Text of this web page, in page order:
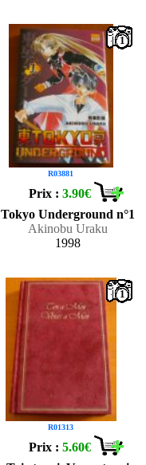
R03881
1
Prix :3.90€
Tokyo Underground n°1
Akinobu Uraku
1998
R01313
1
Prix :5.60€